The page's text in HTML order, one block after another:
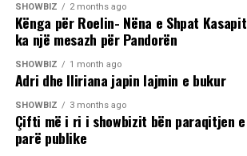
SHOWBIZ 2 months ago
Kënga për Roelin- Nëna e Shpat Kasapit
ka një mesazh për Pandorën
SHOWBIZ 1 month ago
Adri dhe Iliriana japin lajmin e bukur
SHOWBIZ 3 months ago
Çifti më i ri i showbizit bën paraqitjen e
parë publike